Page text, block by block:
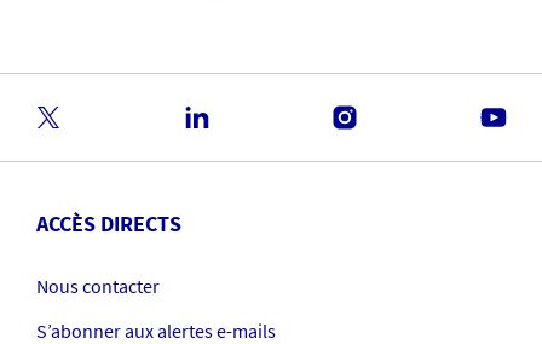
ACCÈS DIRECTS
Nous contacter
S’abonner aux alertes e-mails